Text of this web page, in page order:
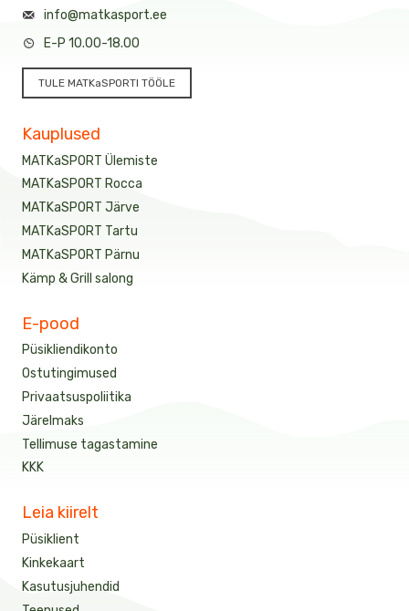
info@matkasport.ee
E-P 10.00-18.00
TULE MATKaSPORTI TÖÖLE
Kauplused
MATKaSPORT Ülemiste
MATKaSPORT Rocca
MATKaSPORT Järve
MATKaSPORT Tartu
MATKaSPORT Pärnu
Kämp & Grill salong
E-pood
Püsikliendikonto
Ostutingimused
Privaatsuspoliitika
Järelmaks
Tellimuse tagastamine
KKK
Leia kiirelt
Püsiklient
Kinkekaart
Kasutusjuhendid